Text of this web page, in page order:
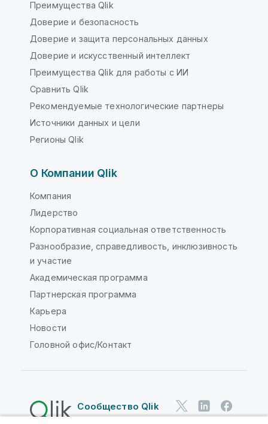
Преимущества Qlik
Доверие и безопасность
Доверие и защита персональных данных
Доверие и искусственный интеллект
Преимущества Qlik для работы с ИИ
Сравнить Qlik
Рекомендуемые технологические партнеры
Источники данных и цели
Регионы Qlik
О Компании Qlik
Компания
Лидерство
Корпоративная социальная ответственность
Разнообразие, справедливость, инклюзивность
и участие
Академическая программа
Партнерская программа
Карьера
Новости
Головной офис/Контакт
Сообщество Qlik